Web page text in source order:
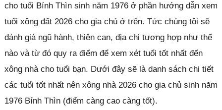
cho tuổi Bính Thìn sinh năm 1976 ở phần hướng dẫn xem
tuổi xông đất 2026 cho gia chủ ở trên. Tức chúng tôi sẽ
đánh giá ngũ hành, thiên can, địa chi tương hợp như thế
nào và từ đó quy ra điểm để xem xét tuổi tốt nhất đến
xông nhà cho tuổi bạn. Dưới đây sẽ là danh sách chi tiết
các tuổi tốt nhất nên xông nhà 2026 cho gia chủ sinh năm
1976 Bính Thìn (điểm càng cao càng tốt).